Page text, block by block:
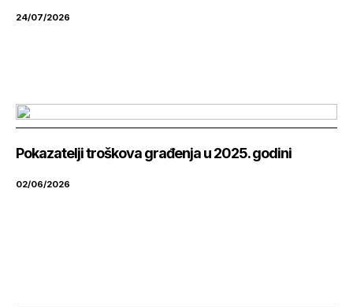
24/07/2026
Pokazatelji troškova građenja u 2025. godini
02/06/2026